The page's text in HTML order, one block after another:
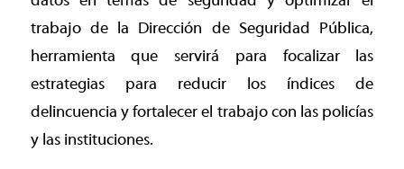
trabajo de la Dirección de Seguridad Pública,
herramienta que servirá para focalizar las
estrategias para reducir los índices de
delincuencia y fortalecer el trabajo con las policías
y las instituciones.